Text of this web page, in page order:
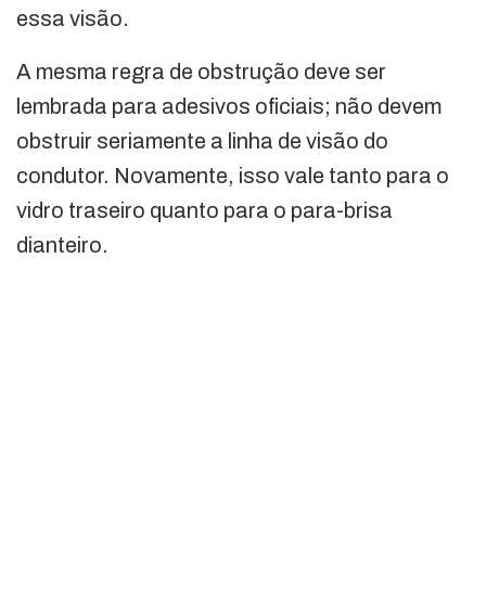
essa visão.
A mesma regra de obstrução deve ser
lembrada para adesivos oficiais; não devem
obstruir seriamente a linha de visão do
condutor. Novamente, isso vale tanto para o
vidro traseiro quanto para o para-brisa
dianteiro.